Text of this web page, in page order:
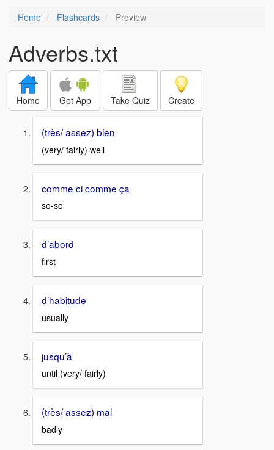
Home Flashcards Preview
Adverbs.txt
Home Get App Take Quiz Create
(très/ assez) bien
(very/ fairly) well
comme ci comme ça
so-so
d’abord
first
d’habitude
usually
jusqu’à
until (very/ fairly)
(très/ assez) mal
badly